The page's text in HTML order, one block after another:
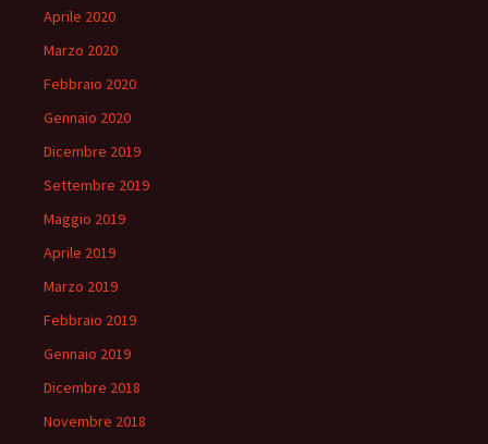
Aprile 2020
Marzo 2020
Febbraio 2020
Gennaio 2020
Dicembre 2019
Settembre 2019
Maggio 2019
Aprile 2019
Marzo 2019
Febbraio 2019
Gennaio 2019
Dicembre 2018
Novembre 2018